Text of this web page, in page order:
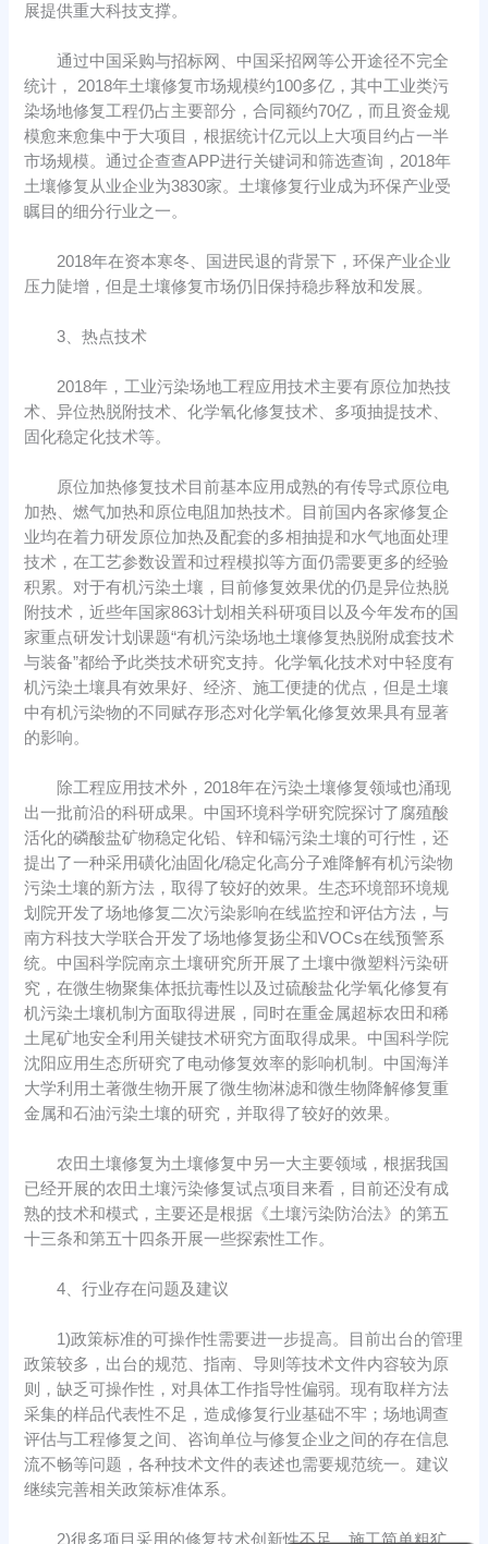
展提供重大科技支撑。
通过中国采购与招标网、中国采招网等公开途径不完全
统计， 2018年土壤修复市场规模约100多亿，其中工业类污
染场地修复工程仍占主要部分，合同额约70亿，而且资金规
模愈来愈集中于大项目，根据统计亿元以上大项目约占一半
市场规模。通过企查查APP进行关键词和筛选查询，2018年
土壤修复从业企业为3830家。土壤修复行业成为环保产业受
瞩目的细分行业之一。
2018年在资本寒冬、国进民退的背景下，环保产业企业
压力陡增，但是土壤修复市场仍旧保持稳步释放和发展。
3、热点技术
2018年，工业污染场地工程应用技术主要有原位加热技
术、异位热脱附技术、化学氧化修复技术、多项抽提技术、
固化稳定化技术等。
原位加热修复技术目前基本应用成熟的有传导式原位电
加热、燃气加热和原位电阻加热技术。目前国内各家修复企
业均在着力研发原位加热及配套的多相抽提和水气地面处理
技术，在工艺参数设置和过程模拟等方面仍需要更多的经验
积累。对于有机污染土壤，目前修复效果优的仍是异位热脱
附技术，近些年国家863计划相关科研项目以及今年发布的国
家重点研发计划课题“有机污染场地土壤修复热脱附成套技术
与装备”都给予此类技术研究支持。化学氧化技术对中轻度有
机污染土壤具有效果好、经济、施工便捷的优点，但是土壤
中有机污染物的不同赋存形态对化学氧化修复效果具有显著
的影响。
除工程应用技术外，2018年在污染土壤修复领域也涌现
出一批前沿的科研成果。中国环境科学研究院探讨了腐殖酸
活化的磷酸盐矿物稳定化铅、锌和镉污染土壤的可行性，还
提出了一种采用磺化油固化/稳定化高分子难降解有机污染物
污染土壤的新方法，取得了较好的效果。生态环境部环境规
划院开发了场地修复二次污染影响在线监控和评估方法，与
南方科技大学联合开发了场地修复扬尘和VOCs在线预警系
统。中国科学院南京土壤研究所开展了土壤中微塑料污染研
究，在微生物聚集体抵抗毒性以及过硫酸盐化学氧化修复有
机污染土壤机制方面取得进展，同时在重金属超标农田和稀
土尾矿地安全利用关键技术研究方面取得成果。中国科学院
沈阳应用生态所研究了电动修复效率的影响机制。中国海洋
大学利用土著微生物开展了微生物淋滤和微生物降解修复重
金属和石油污染土壤的研究，并取得了较好的效果。
农田土壤修复为土壤修复中另一大主要领域，根据我国
已经开展的农田土壤污染修复试点项目来看，目前还没有成
熟的技术和模式，主要还是根据《土壤污染防治法》的第五
十三条和第五十四条开展一些探索性工作。
4、行业存在问题及建议
1)政策标准的可操作性需要进一步提高。目前出台的管理
政策较多，出台的规范、指南、导则等技术文件内容较为原
则，缺乏可操作性，对具体工作指导性偏弱。现有取样方法
采集的样品代表性不足，造成修复行业基础不牢；场地调查
评估与工程修复之间、咨询单位与修复企业之间的存在信息
流不畅等问题，各种技术文件的表述也需要规范统一。建议
继续完善相关政策标准体系。
2)很多项目采用的修复技术创新性不足，施工简单粗犷，